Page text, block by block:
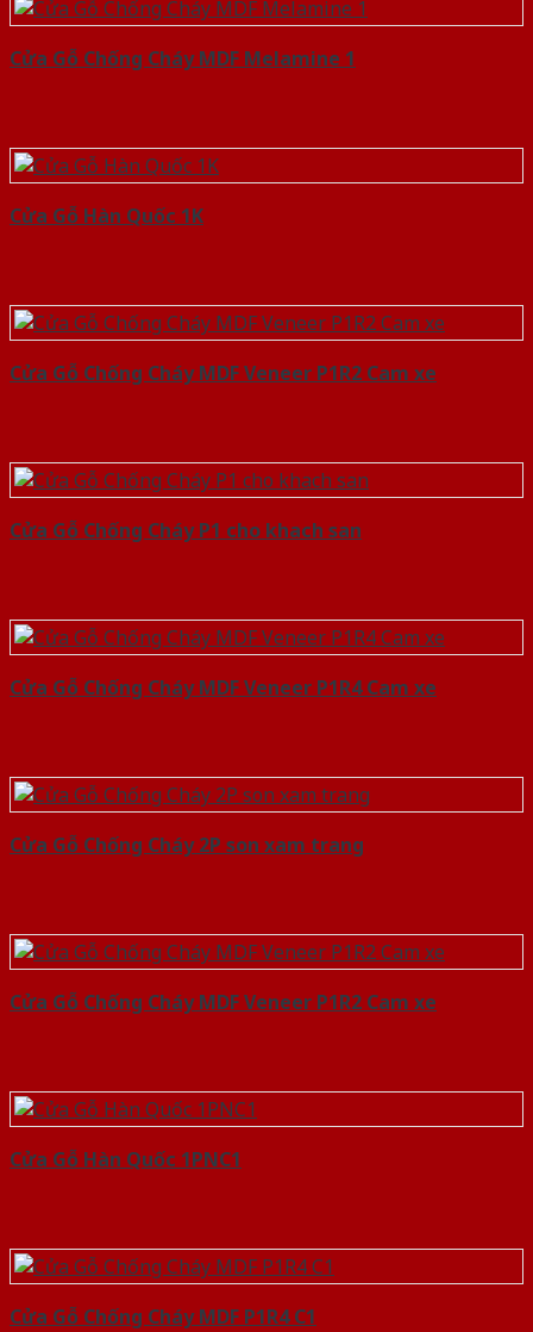
Cửa Gỗ Chống Cháy MDF Melamine 1
Cửa Gỗ Hàn Quốc 1K
Cửa Gỗ Chống Cháy MDF Veneer P1R2 Cam xe
Cửa Gỗ Chống Cháy P1 cho khach san
Cửa Gỗ Chống Cháy MDF Veneer P1R4 Cam xe
Cửa Gỗ Chống Cháy 2P son xam trang
Cửa Gỗ Chống Cháy MDF Veneer P1R2 Cam xe
Cửa Gỗ Hàn Quốc 1PNC1
Cửa Gỗ Chống Cháy MDF P1R4 C1